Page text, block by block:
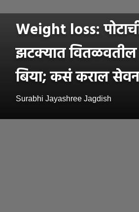
Weight loss:
झटक्यात वितळवतील
बिया; कसं कराल सेवन
Surabhi Jayashree Jagdish